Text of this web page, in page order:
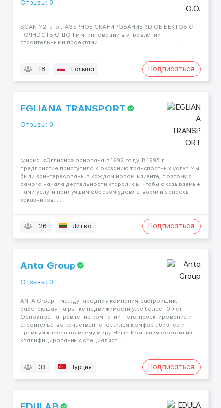
Отзывы: 0
SCAN M2 это ЛАЗЕРНОЕ СКАНИРОВАНИЕ 3D ОБЪЕКТОВ С
ТОЧНОСТЬЮ ДО 1 мм, инновации в управлении
строительными проектами. ...
18 Польша Подписаться
EGLIANA TRANSPORT
Отзывы: 0
Фирма «Эглиана» основана в 1992 году. В 1995 г.
предприятие приступило к оказанию транспортных услуг. Мы
были заинтересованы в каждом новом клиенте, поэтому с
самого начала деятельности старались, чтобы оказываемые
нами услуги наилучшим образом удовлетворяли запросы
заказчиков. ...
26 Литва Подписаться
Anta Group
Отзывы: 0
ANTA Group – международная компания-застройщик,
работающая на рынке недвижимости уже более 10 лет.
Основное направление компании – это проектирование и
строительство качественного жилья комфорт, бизнес и
премиум класса по всему миру. Наша Компания состоит из
квалифицированных специалист...
33 Турция Подписаться